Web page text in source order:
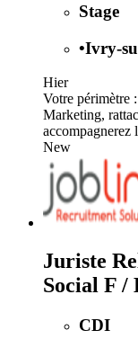
Stage
•Ivry-
Hier
Votre périmètre
Marketing,
accompagnerez
New
Juriste
Social F /
CDI